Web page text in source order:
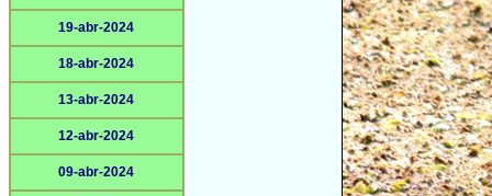
19-abr-2024
18-abr-2024
13-abr-2024
12-abr-2024
09-abr-2024